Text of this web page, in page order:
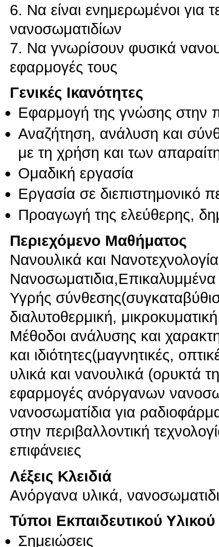
6. Να είναι ενημερωμένοι για
νανοσωματιδίων
7. Να γνωρίσουν φυσικά
εφαρμογές τους
Γενικές Ικανότητες
Εφαρμογή της γνώσης στην
Αναζήτηση, ανάλυση και
με τη χρήση και των
Ομαδική εργασία
Εργασία σε διεπιστημονικό
Προαγωγή της ελεύθερης,
Περιεχόμενο Μαθήματος
Νανουλικά και
Υγρής
διαλυτοθερμική,
Μέθοδοι ανάλυσης και
και ιδιότητες(μαγνητικές,
υλικά και νανουλικά (ορυκτά
εφαρμογές ανόργανων
νανοσωματίδια για
στην περιβαλλοντική
επιφάνειες
Λέξεις Κλειδιά
Ανόργανα υλικά,
Τύποι Εκπαιδευτικού Υλικού
Σημειώσεις